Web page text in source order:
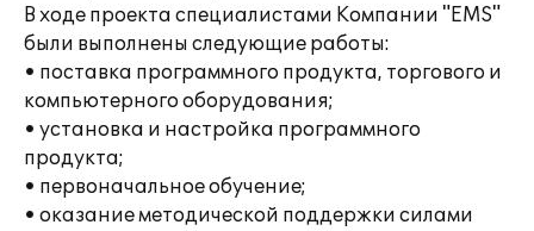
В ходе проекта специалистами Компании "EMS"
были выполнены следующие работы:
• поставка программного продукта, торгового и
компьютерного оборудования;
• установка и настройка программного
продукта;
• первоначальное обучение;
• оказание методической поддержки силами